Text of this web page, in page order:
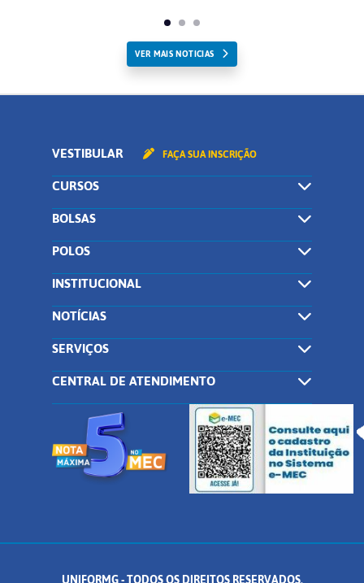
VER MAIS NOTICIAS
VESTIBULAR FAÇA SUA INSCRIÇÃO
CURSOS
BOLSAS
POLOS
INSTITUCIONAL
NOTÍCIAS
SERVIÇOS
CENTRAL DE ATENDIMENTO